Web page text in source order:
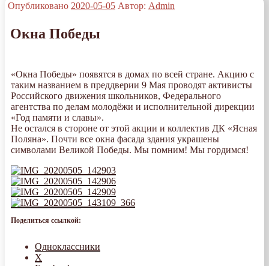
Опубликовано 2020-05-05 Автор: Admin
Окна Победы
«Окна Победы» появятся в домах по всей стране. Акцию с
таким названием в преддверии 9 Мая проводят активисты
Российского движения школьников, Федерального
агентства по делам молодёжи и исполнительной дирекции
«Год памяти и славы».
Не остался в стороне от этой акции и коллектив ДК «Ясная
Поляна». Почти все окна фасада здания украшены
символами Великой Победы. Мы помним! Мы гордимся!
Поделиться ссылкой:
Одноклассники
X